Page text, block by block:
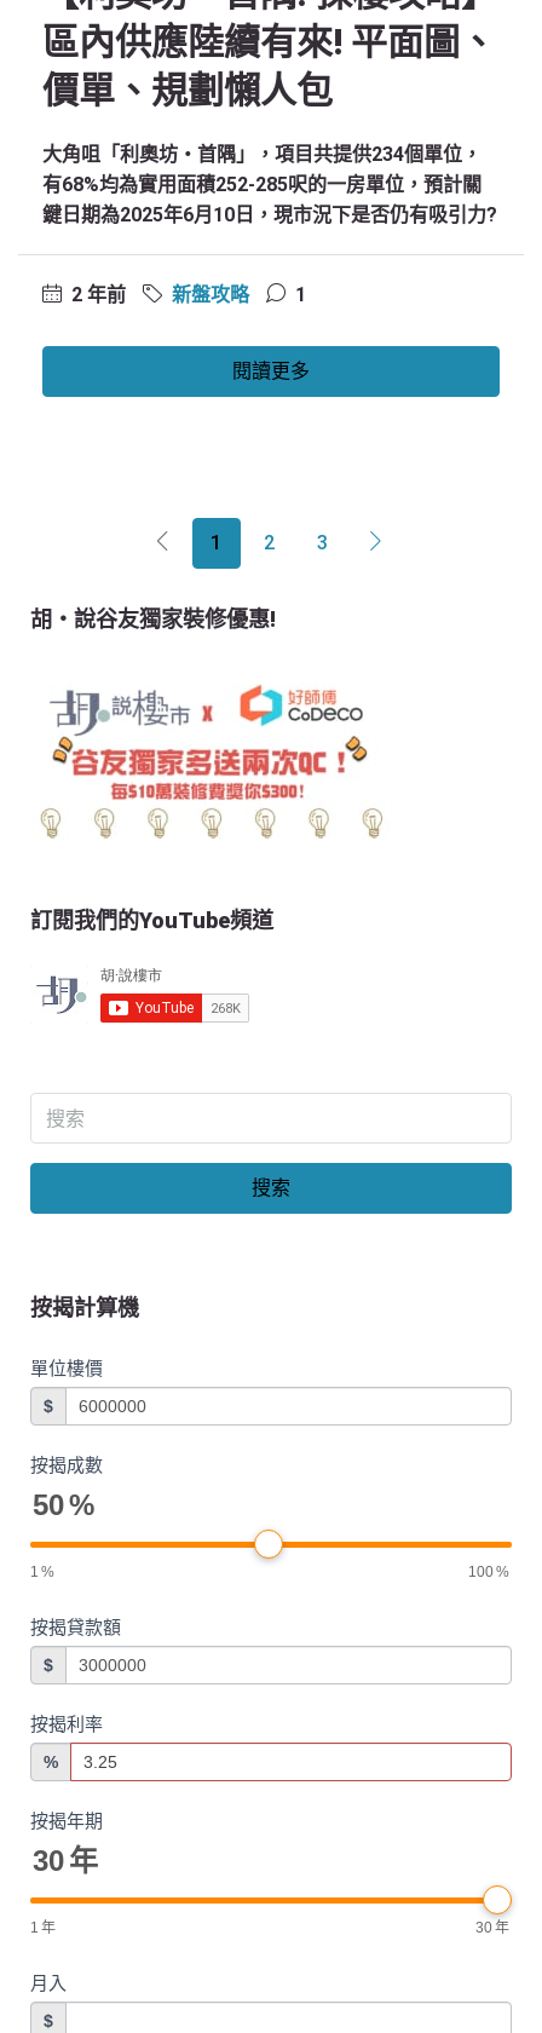
區內供應陸續有來! 平面圖、
價單、規劃懶人包
大角咀「利奧坊‧首隅」，項目共提供234個單位，
有68%均為實用面積252-285呎的一房單位，預計關
鍵日期為2025年6月10日，現市況下是否仍有吸引力?
2 年前 新盤攻略 1
閱讀更多
1 2 3
胡‧說谷友獨家裝修優惠!
訂閱我們的YouTube頻道
搜索
按揭計算機
單位樓價
$
按揭成數
50%
1 % 100%
按揭貸款額
$
按揭利率
%
按揭年期
30年
1 年 30年
月入
$